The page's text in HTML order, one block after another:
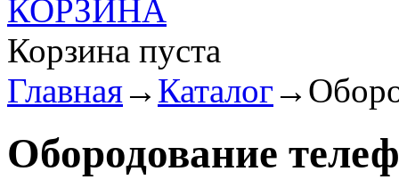
КОРЗИНА
Корзина пуста
Главная→ Каталог →
Обородование